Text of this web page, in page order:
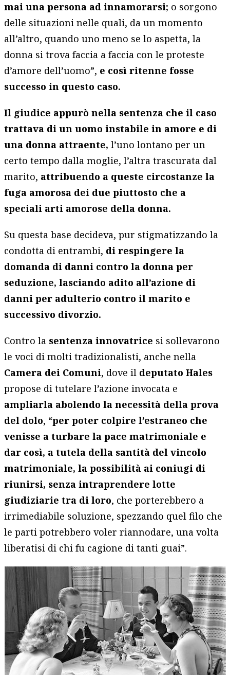
mai una persona ad innamorarsi; o sorgono
delle situazioni nelle quali, da un momento
all’altro, quando uno meno se lo aspetta, la
donna si trova faccia a faccia con le proteste
d’amore dell’uomo”, e così ritenne fosse
successo in questo caso.
Il giudice appurò nella sentenza che il caso
trattava di un uomo instabile in amore e di
una donna attraente,l’uno lontano per un
certo tempo dalla moglie, l’altra trascurata dal
marito, attribuendo a queste circostanze la
fuga amorosa dei due piuttosto che a
speciali arti amorose della donna.
Su questa base decideva, pur stigmatizzando la
condotta di entrambi, di respingere la
domanda di danni contro la donna per
seduzione, lasciando adito all’azione di
danni per adulterio contro il marito e
successivo divorzio.
Contro la sentenza innovatrice si sollevarono
le voci di molti tradizionalisti, anche nella
Camera dei Comuni, dove il deputato Hales
propose di tutelare l’azione invocata e
ampliarla abolendo la necessità della prova
del dolo, “per poter colpire l’estraneo che
venisse a turbare la pace matrimoniale e
dar così, a tutela della santità del vincolo
matrimoniale, la possibilità ai coniugi di
riunirsi, senza intraprendere lotte
giudiziarie tra di loro, che porterebbero a
irrimediabile soluzione, spezzando quel filo che
le parti potrebbero voler riannodare, una volta
liberatisi di chi fu cagione di tanti guai”.